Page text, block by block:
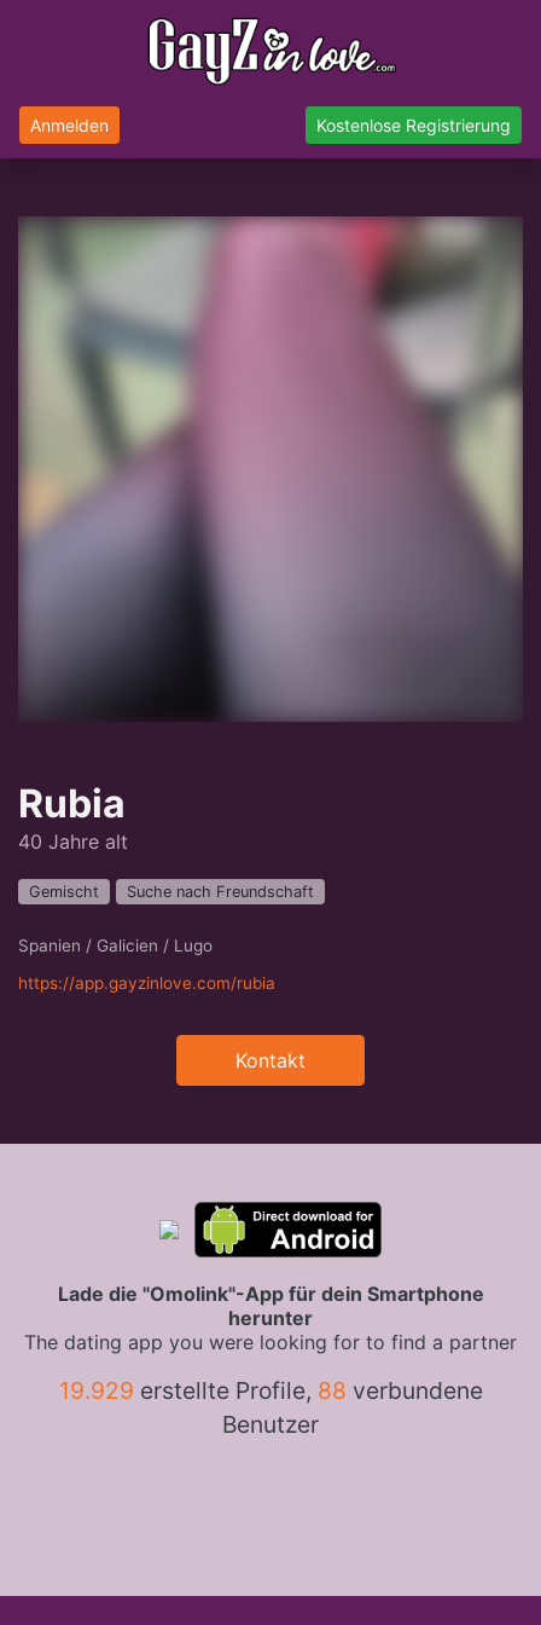
Anmelden Kostenlose Registrierung
Rubia
40 Jahre alt
Gemischt Suche nach Freundschaft
Spanien / Galicien / Lugo
https://app.gayzinlove.com/rubia
Kontakt
Lade die "Omolink"-App für dein Smartphone
herunter
The dating app you were looking for to find a partner
19.929 erstellte Profile, 88 verbundene
Benutzer